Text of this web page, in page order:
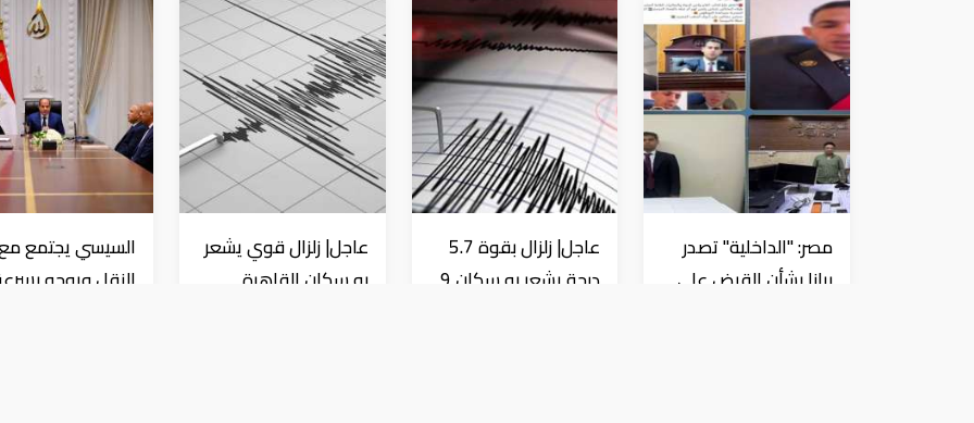
مصر: "الداخلية" تصدر
بيانا بشأن القبض على
عاجل| زلزال بقوة 5.7
درجة يشعر به سكان 9
عاجل| زلزال قوي يشعر
به سكان القاهرة
السيسي يجتمع مع
النقل ويوجه